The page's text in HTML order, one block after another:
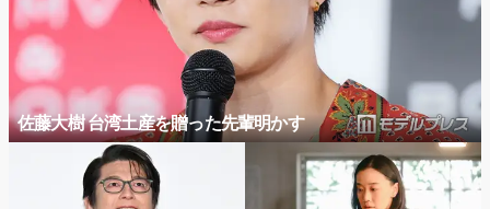
佐藤大樹 台湾土産を贈った先輩明かす